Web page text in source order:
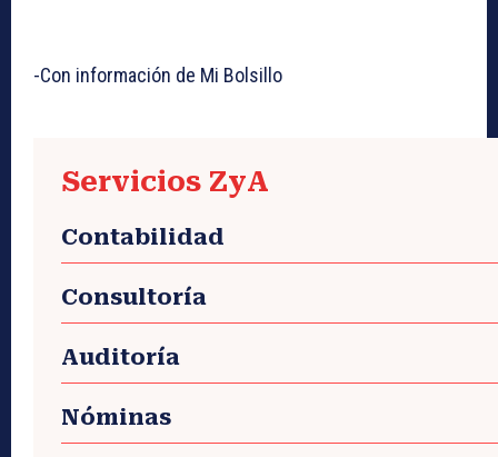
-Con información de Mi Bolsillo
Servicios ZyA
Contabilidad
Consultoría
Auditoría
Nóminas